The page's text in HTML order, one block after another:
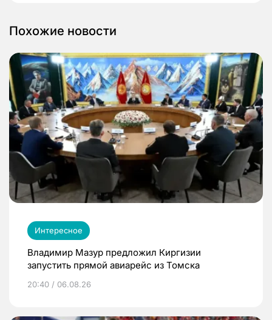
Похожие новости
Интересное
Владимир Мазур предложил Киргизии
запустить прямой авиарейс из Томска
20:40 / 06.08.26